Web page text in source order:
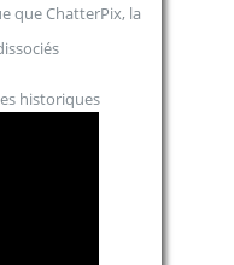
que ChatterPix, la
historiques